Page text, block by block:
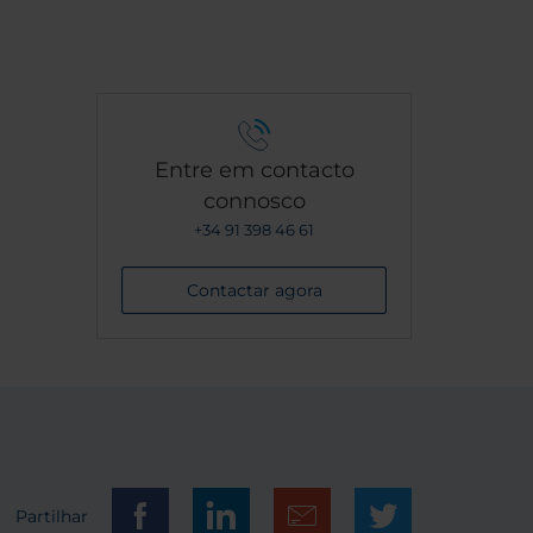
Entre em contacto
connosco
+34 91 398 46 61
Contactar agora
Partilhar